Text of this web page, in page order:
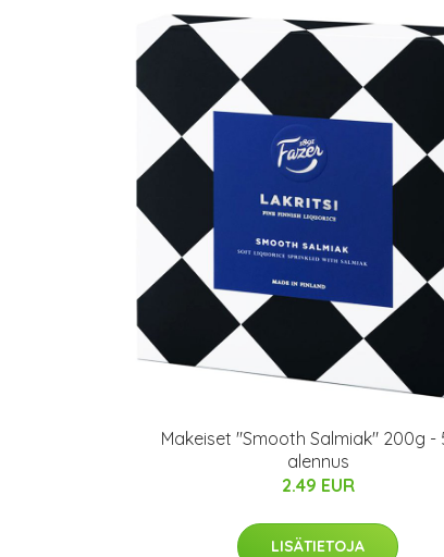
Makeiset "Smooth Salmiak" 200g -
alennus
2.49 EUR
LISÄTIETOJA